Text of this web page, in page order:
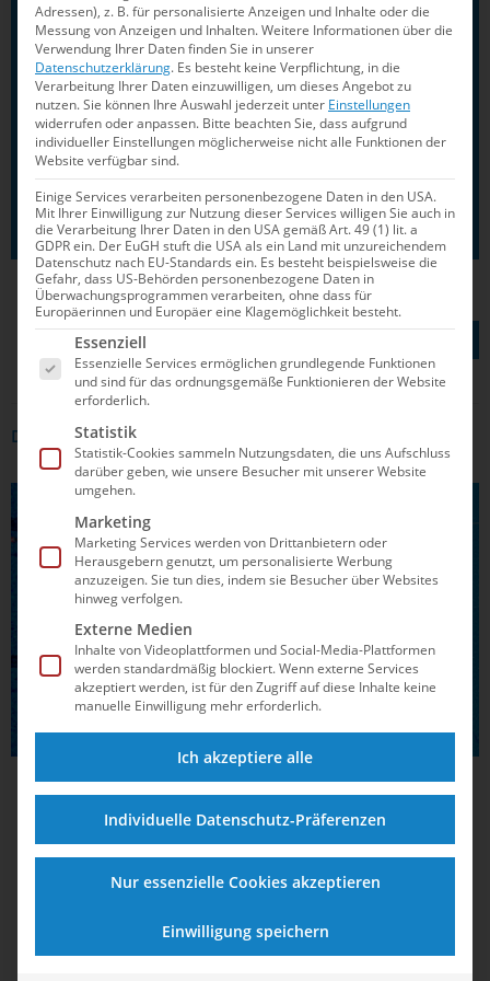
David Profit (Präsident des DSV e. V.)
Helmut Schaffer
Jan Truglitschka
Kontakt:
sportstaetten@dsv.de
TEILEN AUF
DAS KÖNNTE DICH AUCH INTERRESSIEREN
POLITIK
01.07.2025 13:46
Sportverbände fordern kostenlose
Bädernutzung für Schwimmvereine
welche Zahlen die Dringlichkeit untermauern und weshalb
Adressen), z. B. für personalisierte Anzeigen und Inhalte oder die
Messung von Anzeigen und Inhalten.Weitere Informationen über die
Verwendung Ihrer Daten finden Sie in unserer
Datenschutzerklärung. Es besteht keine Verpflichtung, in die
Verarbeitung Ihrer Daten einzuwilligen, um dieses Angebot zu
nutzen.Sie können Ihre Auswahl jederzeit unter Einstellungen
widerrufen oder anpassen. Bitte beachten Sie, dass aufgrund
individueller Einstellungen möglicherweise nicht alle Funktionen der
Website verfügbar sind.
Einige Services verarbeiten personenbezogene Daten in den USA.
Mit Ihrer Einwilligung zur Nutzung dieser Services willigen Sie auch in
die Verarbeitung Ihrer Daten in den USA gemäß Art. 49 (1) lit. a
GDPR ein. Der EuGH stuft die USA als ein Land mit unzureichendem
Datenschutz nach EU-Standards ein. Es besteht beispielsweise die
Gefahr, dass US-Behörden personenbezogene Daten in
Überwachungsprogrammen verarbeiten, ohne dass für
Europäerinnen und Europäer eine Klagemöglichkeit besteht.
Es folgt eine Liste der Service-Gruppen, für die
Essenziell
Essenzielle Services ermöglichen grundlegende Funktionen
und sind für das ordnungsgemäße Funktionieren der Website
erforderlich.
Statistik
Statistik-Cookies sammeln Nutzungsdaten, die uns Aufschluss
darüber geben, wie unsere Besucher mit unserer Website
umgehen.
Marketing
Marketing Services werden von Drittanbietern oder
Herausgebern genutzt, um personalisierte Werbung
anzuzeigen. Sie tun dies, indem sie Besucher über Websites
hinweg verfolgen.
Externe Medien
Inhalte von Videoplattformen und Social-Media-Plattformen
werden standardmäßig blockiert. Wenn externe Services
akzeptiert werden, ist für den Zugriff auf diese Inhalte keine
manuelle Einwilligung mehr erforderlich.
Ich akzeptiere alle
Individuelle Datenschutz-Präferenzen
Nur essenzielle Cookies akzeptieren
Einwilligung speichern